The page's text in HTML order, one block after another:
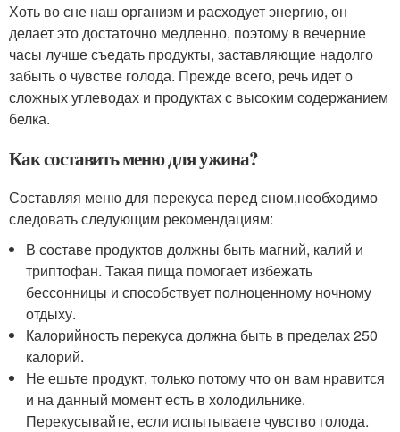
Хоть во сне наш организм и расходует энергию, он
делает это достаточно медленно, поэтому в вечерние
часы лучше съедать продукты, заставляющие надолго
забыть о чувстве голода. Прежде всего, речь идет о
сложных углеводах и продуктах с высоким содержанием
белка.
Как составить меню для ужина?
Составляя меню для перекуса перед сном,необходимо
следовать следующим рекомендациям:
В составе продуктов должны быть магний, калий и
триптофан. Такая пища помогает избежать
бессонницы и способствует полноценному ночному
отдыху.
Калорийность перекуса должна быть в пределах 250
калорий.
Не ешьте продукт, только потому что он вам нравится
и на данный момент есть в холодильнике.
Перекусывайте, если испытываете чувство голода.